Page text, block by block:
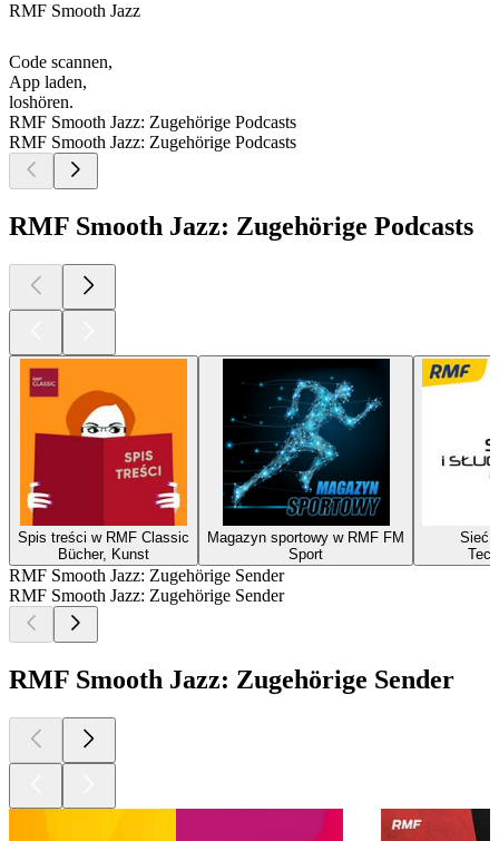
RMF Smooth Jazz
Code scannen,
App laden,
loshören.
RMF Smooth Jazz: Zugehörige Podcasts
RMF Smooth Jazz: Zugehörige Podcasts
RMF Smooth Jazz: Zugehörige Podcasts
Spis treści w RMF Classic
Bücher, Kunst
Magazyn sportowy w RMF FM
Sport
Sieć i
RMF Smooth Jazz: Zugehörige Sender
RMF Smooth Jazz: Zugehörige Sender
RMF Smooth Jazz: Zugehörige Sender